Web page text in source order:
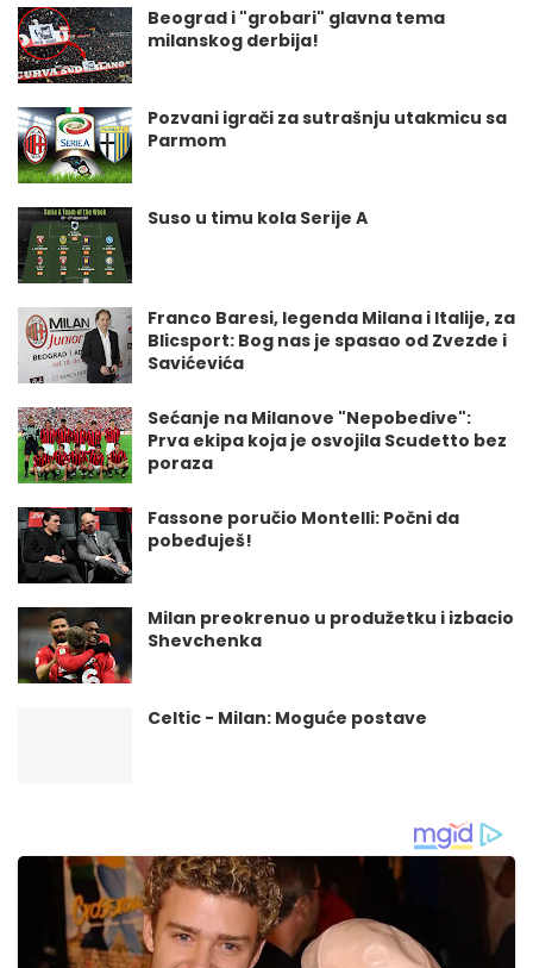
Beograd i "grobari" glavna tema
milanskog derbija!
Pozvani igrači za sutrašnju utakmicu sa
Parmom
Suso u timu kola Serije A
Franco Baresi, legenda Milana i Italije, za
Blicsport: Bog nas je spasao od Zvezde i
Savićevića
Sećanje na Milanove "Nepobedive":
Prva ekipa koja je osvojila Scudetto bez
poraza
Fassone poručio Montelli: Počni da
pobeđuješ!
Milan preokrenuo u produžetku i izbacio
Shevchenka
Celtic - Milan: Moguće postave